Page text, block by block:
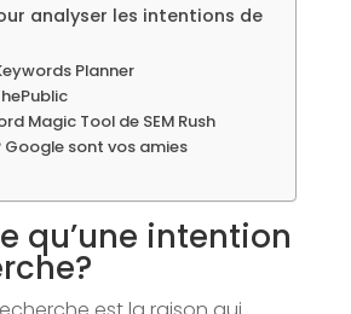
analyser les intentions de
Planner
Magic Tool de SEM Rush
Google sont vos amies
qu’une intention